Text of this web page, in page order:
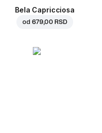
Bela Capricciosa
od 679,00 RSD